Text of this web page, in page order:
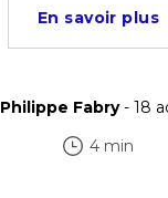
En savoir plus
Philippe Fabry- 18
4 min